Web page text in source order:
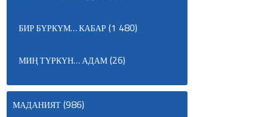
БИР БҮРКҮМ… КАБАР(1 480)
МИҢ ТҮРКҮН… АДАМ(26)
МАДАНИЯТ(986)